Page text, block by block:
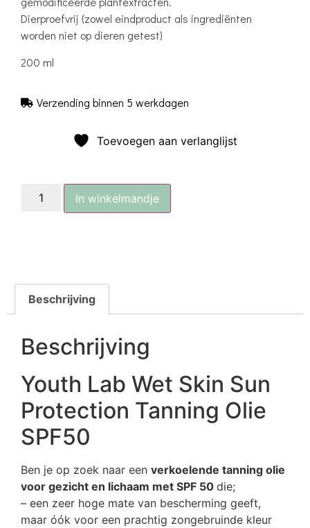
Dierproefvrij (zowel eindproduct als ingrediënten
worden niet op dieren getest)
200 ml
Verzending binnen 5 werkdagen
Toevoegen aan verlanglijst
In winkelmandje
Beschrijving
Beschrijving
Youth Lab Wet Skin Sun
Protection Tanning Olie
SPF50
Ben je op zoek naar een verkoelende tanning olie
voor gezicht en lichaam met SPF 50 die;
– een zeer hoge mate van bescherming geeft,
maar óók voor een prachtig zongebruinde kleur